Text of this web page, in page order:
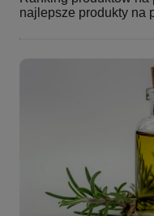
najlepsze produkty na